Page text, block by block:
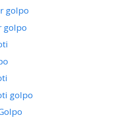
golpo
golpo
golpo